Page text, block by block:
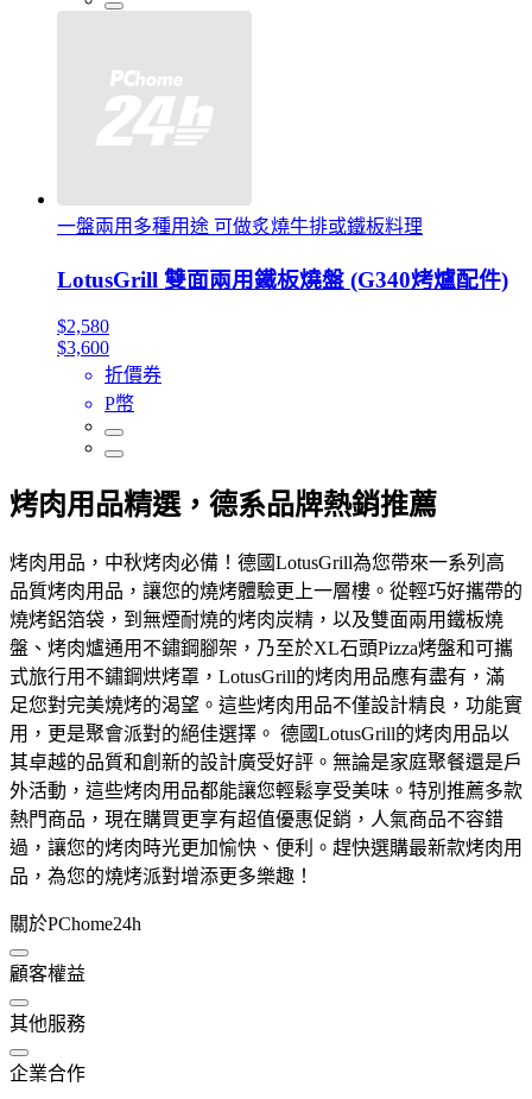
一盤兩用多種用途 可做炙燒牛排或鐵板料理
LotusGrill 雙面兩用鐵板燒盤 (G340烤爐配件)
$2,580
$3,600
折價券
P幣
烤肉用品精選，德系品牌熱銷推薦
烤肉用品，中秋烤肉必備！德國LotusGrill為您帶來一系列高
品質烤肉用品，讓您的燒烤體驗更上一層樓。從輕巧好攜帶的
燒烤鋁箔袋，到無煙耐燒的烤肉炭精，以及雙面兩用鐵板燒
盤、烤肉爐通用不鏽鋼腳架，乃至於XL石頭Pizza烤盤和可攜
式旅行用不鏽鋼烘烤罩，LotusGrill的烤肉用品應有盡有，滿
足您對完美燒烤的渴望。這些烤肉用品不僅設計精良，功能實
用，更是聚會派對的絕佳選擇。 德國LotusGrill的烤肉用品以
其卓越的品質和創新的設計廣受好評。無論是家庭聚餐還是戶
外活動，這些烤肉用品都能讓您輕鬆享受美味。特別推薦多款
熱門商品，現在購買更享有超值優惠促銷，人氣商品不容錯
過，讓您的烤肉時光更加愉快、便利。趕快選購最新款烤肉用
品，為您的燒烤派對增添更多樂趣！
關於PChome24h
顧客權益
其他服務
企業合作